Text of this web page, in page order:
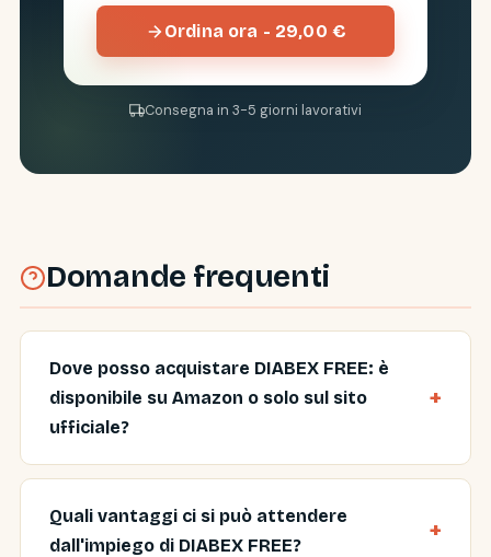
Ordina ora - 29,00 €
Consegna in 3-5 giorni lavorativi
Domande frequenti
Dove posso acquistare DIABEX FREE: è
disponibile su Amazon o solo sul sito
ufficiale?
Quali vantaggi ci si può attendere
dall'impiego di DIABEX FREE?